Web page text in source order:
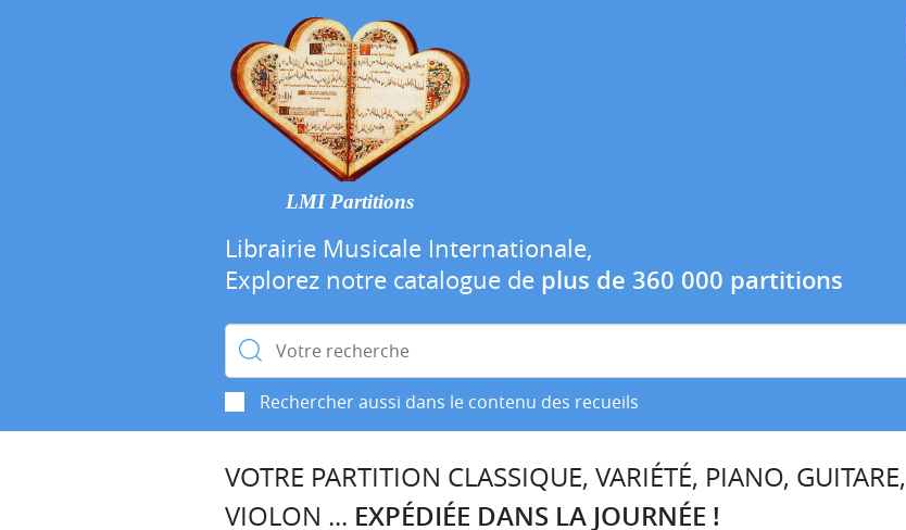
LMI Partitions
Librairie Musicale Internationale,
Explorez notre catalogue de plus de 360 000 partitions
Rechercher :
Rechercher aussi dans le contenu des recueils
VOTRE PARTITION CLASSIQUE, VARIÉTÉ, PIANO, GUITARE,
VIOLON ... EXPÉDIÉE DANS LA JOURNÉE !